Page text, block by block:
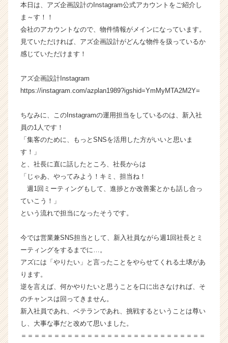
ラ
ン】
|
ベ
ー・
長
業
ス
カ
ウ
が
く
活
サ
ト
チ
ア
キ
本日は、アズ企画設計のInstagram公式アカウントをご紹介し
ま～す！！
会社のアカウントなので、物件情報がメインになっています。
見ていただければ、アズ企画設計がどんな物件を扱っているか
感じていただけます！
アズ企画設計Instagram
https://instagram.com/azplan1989?igshid=YmMyMTA2M2Y=
ちなみに、このInstagramの運用担当をしているのは、新入社
員の1人です！
「集客のために、もっとSNSを活用した方がいいと思いま
す！」
と、社長に直に話したところ、社長からは
「じゃあ、やってみよう！キミ、担当ね！
週1回ミーティングもして、進捗とか改善案とかも話し合っ
ていこう！」
という流れで担当になったそうです。
今では営業兼SNS担当として、新入社員ながら週1回社長とミ
ーティングをするまでに…。
アズには「やりたい」と言ったことをやらせてくれる土壌があ
ります。
逆を言えば、何かやりたいと思うことを口に出さなければ、そ
のチャンスは回ってきません。
新入社員であれ、ベテランであれ、挑戦するということは尊い
し、大事な事だと改めて思いました。
＝＝＝＝＝＝＝＝＝＝＝＝＝＝＝＝＝＝＝＝＝＝＝＝＝＝＝＝